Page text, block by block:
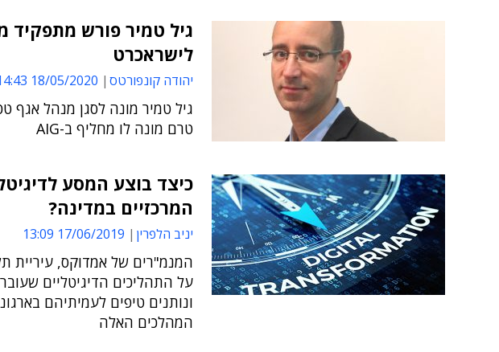
לישראכרט
יהודה קונפורטס 18/05/2020 14:43
גיל טמיר מונה לסגן מנהל אגף
טרם מונה לו מחליף ב-AIG
כיצד בוצע המסע
המרכזיים במדינה?
יניב הלפרין 17/06/2019 13:09
על התהליכים הדיגיטליים
ונותנים טיפים לעמיתיהם
המהלכים האלה